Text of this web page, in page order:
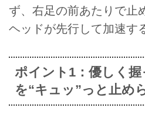
ず、右足の前あたりで止
ヘッドが先行して加速す
ポイント1：優しく
を“キュッ”っと止め